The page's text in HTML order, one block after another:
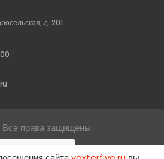
д. 201
права защищены.